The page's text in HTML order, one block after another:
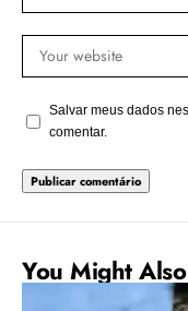
Salvar meus dados
comentar.
You Might